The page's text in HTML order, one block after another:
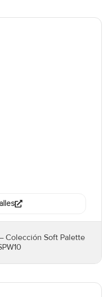
Colección Soft Palette